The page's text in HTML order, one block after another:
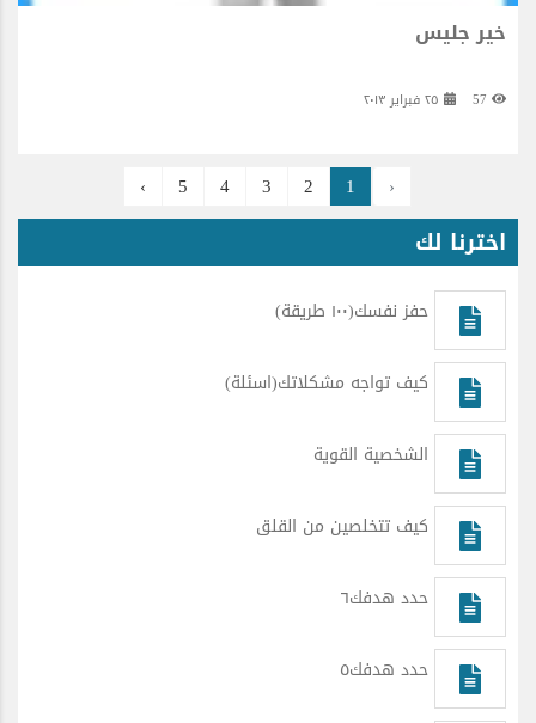
خير جليس
‹
1
2
3
4
5
›
اخترنا لك
حفز نفسك(١٠٠ طريقة)
كيف تواجه مشكلاتك(اسئلة)
الشخصية القوية
كيف تتخلصين من القلق
حدد هدفك٦
حدد هدفك٥